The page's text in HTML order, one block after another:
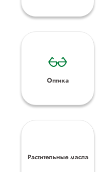
Оптика
Растительные масла